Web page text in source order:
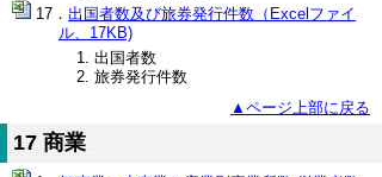
出国者数及び旅券発行件数（Excelファイ
ル、17KB)
出国者数
旅券発行件数
▲ページ上部に戻る
17 商業